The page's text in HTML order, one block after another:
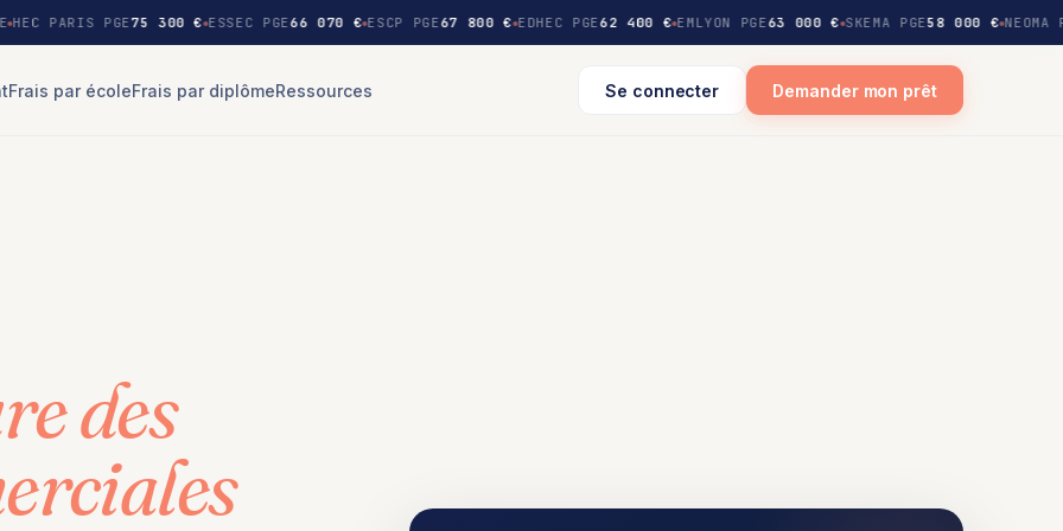
HEC PARIS PGE75 300 € ESSEC PGE66 070 € ESCP PGE67 800 € EDHEC PGE62 400 € EMLYON PGE63 000 € SKEMA PGE58 000 € NEOMA
Frais par écoleFrais par diplômeRessources Se connecter Demander mon prêt
des